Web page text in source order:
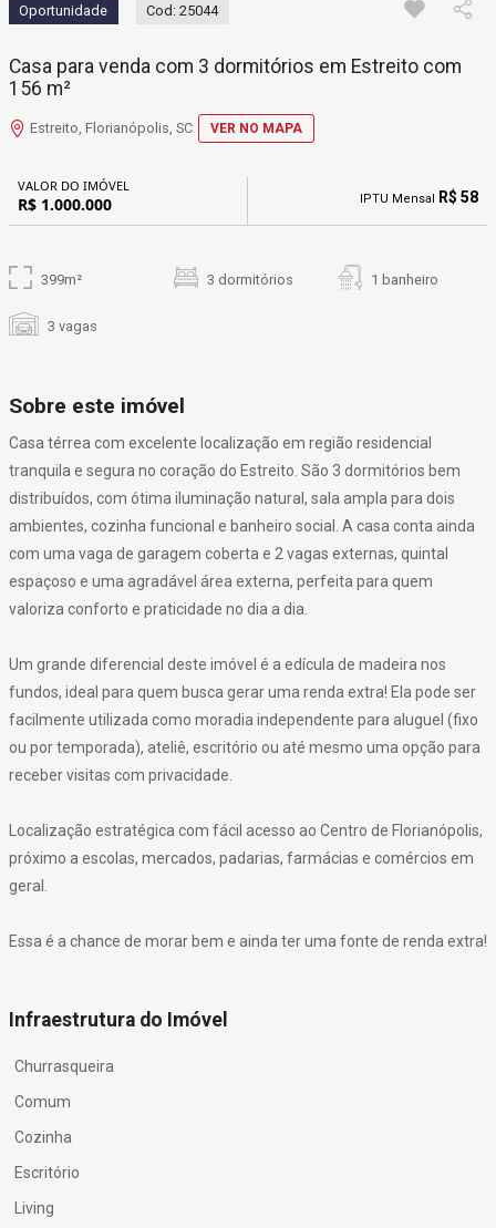
Oportunidade Cod: 25044
Casa para venda com 3 dormitórios em Estreito com
156 m²
Estreito, Florianópolis, SC VER NO MAPA
VALOR DO IMÓVEL
R$ 1.000.000 IPTU Mensal R$ 58
399m² 3 dormitórios 1 banheiro
3 vagas
Sobre este imóvel
Casa térrea com excelente localização em região residencial
tranquila e segura no coração do Estreito. São 3 dormitórios bem
distribuídos, com ótima iluminação natural, sala ampla para dois
ambientes, cozinha funcional e banheiro social. A casa conta ainda
com uma vaga de garagem coberta e 2 vagas externas, quintal
espaçoso e uma agradável área externa, perfeita para quem
valoriza conforto e praticidade no dia a dia.
Um grande diferencial deste imóvel é a edícula de madeira nos
fundos, ideal para quem busca gerar uma renda extra! Ela pode ser
facilmente utilizada como moradia independente para aluguel (fixo
ou por temporada), ateliê, escritório ou até mesmo uma opção para
receber visitas com privacidade.
Localização estratégica com fácil acesso ao Centro de Florianópolis,
próximo a escolas, mercados, padarias, farmácias e comércios em
geral.
Essa é a chance de morar bem e ainda ter uma fonte de renda extra!
Infraestrutura do Imóvel
Churrasqueira
Comum
Cozinha
Escritório
Living